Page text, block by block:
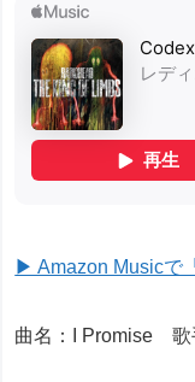
▶ Amazon Musicで
曲名：I Promise 歌